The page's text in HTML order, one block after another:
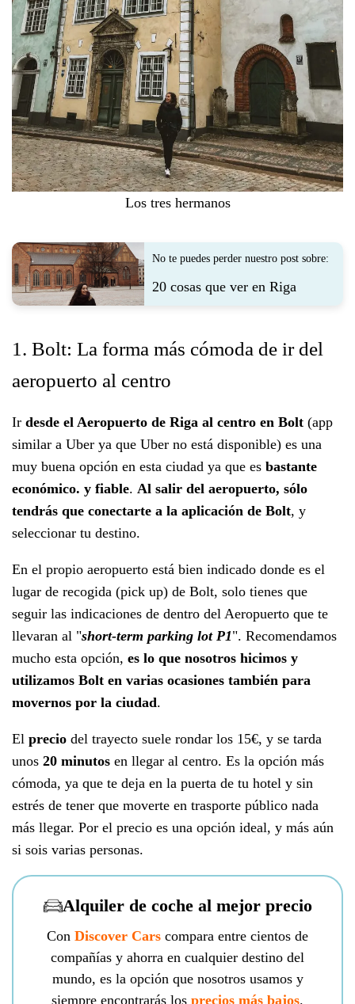
Los tres hermanos
No te puedes perder nuestro post sobre:
20 cosas que ver en Riga
1. Bolt: La forma más cómoda de ir del
aeropuerto al centro
Ir desde el Aeropuerto de Riga al centro en Bolt (app
similar a Uber ya que Uber no está disponible) es una
muy buena opción en esta ciudad ya que es bastante
económico. y fiable. Al salir del aeropuerto, sólo
tendrás que conectarte a la aplicación de Bolt, y
seleccionar tu destino.
En el propio aeropuerto está bien indicado donde es el
lugar de recogida (pick up) de Bolt, solo tienes que
seguir las indicaciones de dentro del Aeropuerto que te
llevaran al "short-term parking lot P1". Recomendamos
mucho esta opción, es lo que nosotros hicimos y
utilizamos Bolt en varias ocasiones también para
movernos por la ciudad.
El precio del trayecto suele rondar los 15€, y se tarda
unos 20 minutos en llegar al centro. Es la opción más
cómoda, ya que te deja en la puerta de tu hotel y sin
estrés de tener que moverte en trasporte público nada
más llegar. Por el precio es una opción ideal, y más aún
si sois varias personas.
Alquiler de coche al mejor precio
Con Discover Cars compara entre cientos de
compañías y ahorra en cualquier destino del
mundo, es la opción que nosotros usamos y
siempre encontrarás los precios más bajos.